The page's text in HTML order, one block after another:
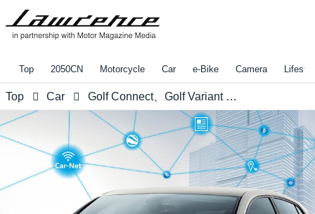
Top 2050CN Motorcycle Car e-Bike Camera
Top Car Golf Connect、Golf Variant Connect 登場